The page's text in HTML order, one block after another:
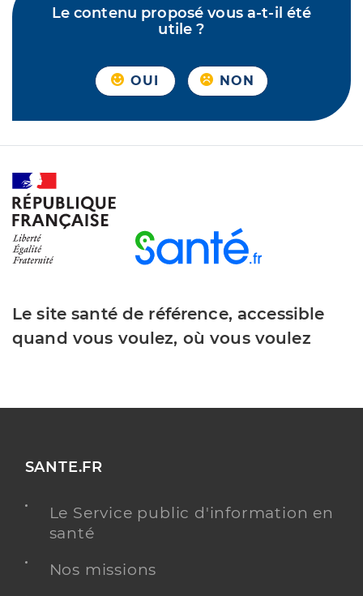
Le contenu proposé vous a-t-il été
utile ?
OUI NON
Le site santé de référence, accessible
quand vous voulez, où vous voulez
SANTE.FR
Le Service public d'information en
santé
Nos missions